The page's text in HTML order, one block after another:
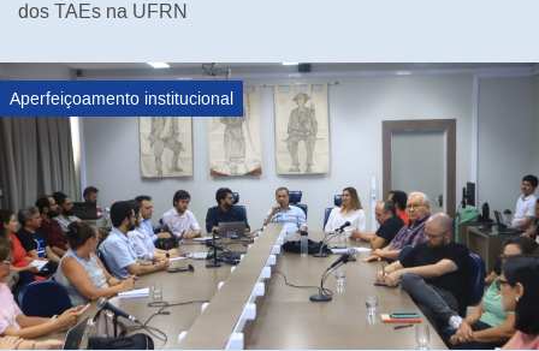
dos TAEs na UFRN
Aperfeiçoamento institucional